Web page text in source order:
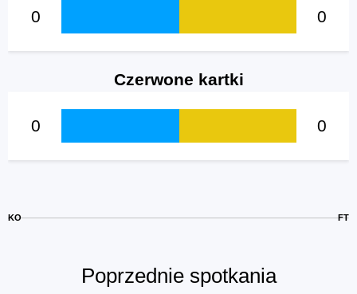
0 0
Czerwone kartki
0 0
KO FT
Poprzednie spotkania